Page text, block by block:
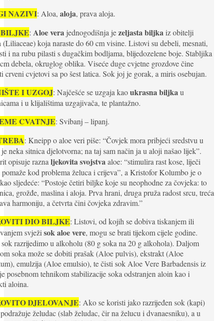
NAZIVI: Aloa, aloja, prava aloja.
: Aloe vera jednogodišnja jezeljasta biljkaiz obitelji
koja naraste do 60 cm visine. Listovi su debeli, mesnati,
i na rubu pilasti s dugačkim bodljama, blijedozelene boje. Stabljika
debela, okruglog oblika. Viseće duge cvjetne grozdove čine
crveni cvjetovi sa po šest latica. Sok joj je gorak, a miris osebujan.
I UZGOJ: Najčešće se uzgaja kaoukrasna biljkau
i u klijalištima uzgajivača, te plantažno.
CVATNJE: Svibanj – lipanj.
: Kneipp o aloe veri piše: “Čovjek mora pribjeći sredstvu u
neka sitnica djelotvorna; na taj sam način ja u aloji našao lijek”.
opisuje raznaljekovita svojstvaaloe: “stimulira rast kose, liječi
pomaže kod problema želuca i crijeva”, a Kristofor Kolumbo je o
sljedeće: “Postoje četiri biljke koje su neophodne za čovjeka: to
grožđe, maslina i aloja. Prva hrani, druga pruža radost srcu, treća
harmoniju, a četvrta čini čovjeka zdravim.”
DIO BILJKE: Listovi, od kojih se dobiva tiskanjem ili
svježisok aloe vere, mogu se brati tijekom cijele godine.
razrijedimo u alkoholu (80 g soka na 20 g alkohola). Daljom
soka može se dobiti prašak (Aloe pulvis), ekstrakt (Aloe
emulzija (Aloe emulsio), te čisti sok Aloe Vere Barbadensis iz
posebnom tehnikom stabilizacije soka odstranjen aloin kao i
aloina.
DJELOVANJE: Ako se koristi jako razrijeđen sok (kapi)
želudac (slab želudac, čir na želucu i dvanaesniku), a u